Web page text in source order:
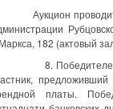
проводится
182 (актовый
Победителем
платы.